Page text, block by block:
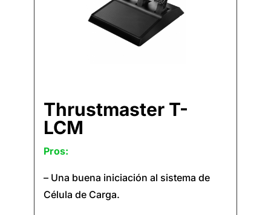
Thrustmaster T-
LCM
Pros:
– Una buena iniciación al sistema de
Célula de Carga.